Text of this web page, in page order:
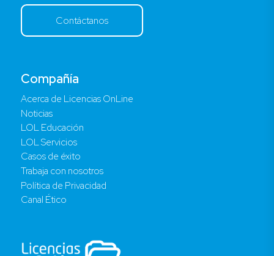
Compañía
Acerca de Licencias OnLine
Noticias
LOL Educación
LOL Servicios
Casos de éxito
Trabaja con nosotros
Política de Privacidad
Canal Ético
Contáctanos